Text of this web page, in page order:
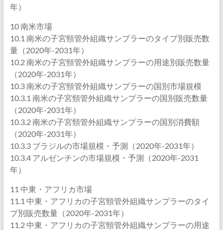
年）
10 南米市場
10.1 南米の子宮頸管外組織サンプラーのタイプ別販売数
量（2020年-2031年）
10.2 南米の子宮頸管外組織サンプラーの用途別販売数量
（2020年-2031年）
10.3 南米の子宮頸管外組織サンプラーの国別市場規模
10.3.1 南米の子宮頸管外組織サンプラーの国別販売数量
（2020年-2031年）
10.3.2 南米の子宮頸管外組織サンプラーの国別消費額
（2020年-2031年）
10.3.3 ブラジルの市場規模・予測（2020年-2031年）
10.3.4 アルゼンチンの市場規模・予測（2020年-2031
年）
11 中東・アフリカ市場
11.1 中東・アフリカの子宮頸管外組織サンプラーのタイ
プ別販売数量（2020年-2031年）
11.2 中東・アフリカの子宮頸管外組織サンプラーの用途